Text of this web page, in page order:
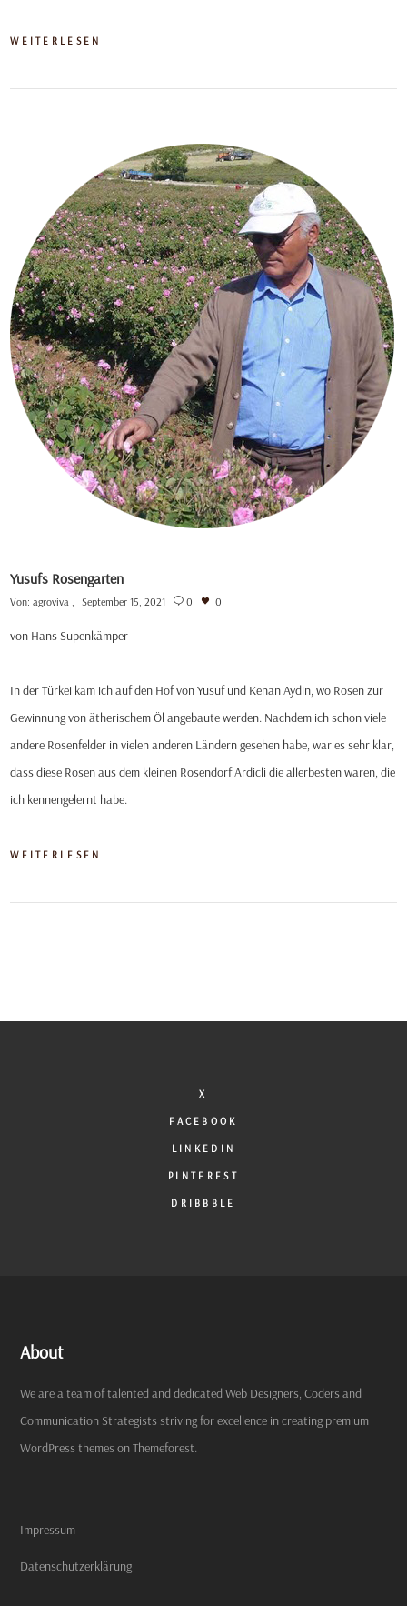
WEITERLESEN
Yusufs Rosengarten
Von:agroviva September 15, 2021 0 0
von Hans Supenkämper
In der Türkei kam ich auf den Hof von Yusuf und Kenan Aydin, wo Rosen zur
Gewinnung von ätherischem Öl angebaute werden. Nachdem ich schon viele
andere Rosenfelder in vielen anderen Ländern gesehen habe, war es sehr klar,
dass diese Rosen aus dem kleinen Rosendorf Ardicli die allerbesten waren, die
ich kennengelernt habe.
WEITERLESEN
X
FACEBOOK
LINKEDIN
PINTEREST
DRIBBBLE
About
We are a team of talented and dedicated Web Designers, Coders and
Communication Strategists striving for excellence in creating premium
WordPress themes on Themeforest.
Impressum
Datenschutzerklärung